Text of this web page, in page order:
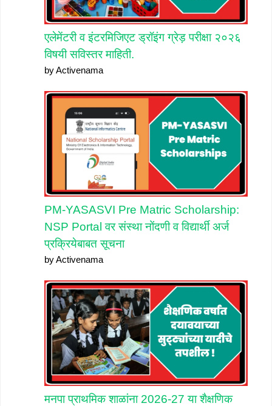
एलेमेंटरी व इंटरमिजिएट ड्रॉइंग ग्रेड़ परीक्षा २०२६
विषयी सविस्तर माहिती.
by Activenama
PM-YASASVI Pre Matric Scholarship:
NSP Portal वर संस्था नोंदणी व विद्यार्थी अर्ज
प्रक्रियेबाबत सूचना
by Activenama
मनपा प्राथमिक शाळांना 2026-27 या शैक्षणिक